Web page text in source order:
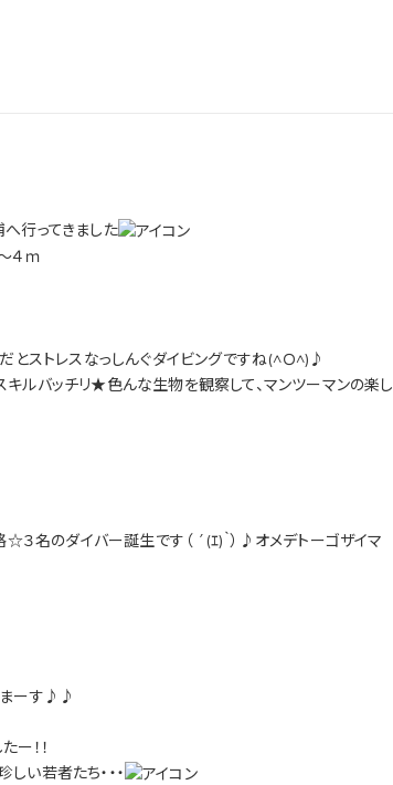
行ってきました
４ｍ
とストレスなっしんぐダイビングですね(^Ｏ^)♪
ルバッチリ★色んな生物を観察して、マンツーマンの楽し
３名のダイバー誕生です（ ´(ｴ)｀）♪オメデトーゴザイマ
まーす♪♪
ー！！
い若者たち・・・